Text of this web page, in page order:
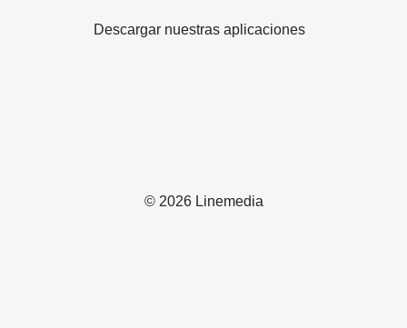
© 2026 Linemedia
Descargar nuestras aplicaciones